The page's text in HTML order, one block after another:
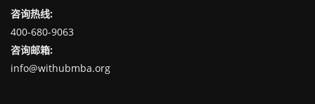
咨询热线:
400-680-9063
咨询邮箱:
info@withubmba.org